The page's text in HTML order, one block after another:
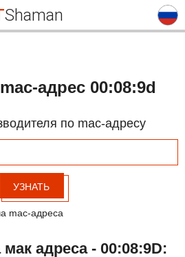
Shaman
адрес 00:08:9d
по mac-адресу
УЗНАТЬ
mac-адреса
адреса - 00:08:9D: